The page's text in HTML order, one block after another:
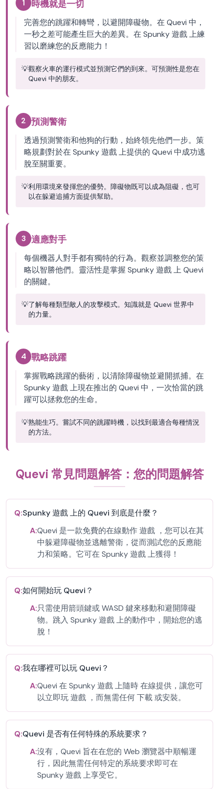
1 時機就是一切
完善您的跳躍和轉彎，以避開障礙物。在 Quevi 中，
一秒之差可能產生巨大的差異。在 Spunky 遊戲 上練
習以磨練您的反應能力！
💡觀察火車的運行模式並預測它們的到來。可預測性是您在
Quevi 中的朋友。
2 預測警衛
透過預測警衛和他狗的行動，始終領先他們一步。策
略規劃對於在 Spunky 遊戲 上提供的 Quevi 中成功逃
脫至關重要。
💡利用環境來發揮您的優勢。障礙物既可以成為阻礙，也可
以在躲避追捕方面提供幫助。
3 適應對手
每個機器人對手都有獨特的行為。觀察並調整您的策
略以智勝他們。靈活性是掌握 Spunky 遊戲 上 Quevi
的關鍵。
💡了解每種類型敵人的攻擊模式。知識就是 Quevi 世界中
的力量。
4 戰略跳躍
掌握戰略跳躍的藝術，以清除障礙物並避開抓捕。在
Spunky 遊戲 上現在推出的 Quevi 中，一次恰當的跳
躍可以拯救您的生命。
💡熟能生巧。嘗試不同的跳躍時機，以找到最適合每種情況
的方法。
Quevi 常見問題解答：您的問題解答
Q:Spunky 遊戲 上的 Quevi 到底是什麼？
A:Quevi 是一款免費的在線動作 遊戲 ，您可以在其
中躲避障礙物並逃離警衛，從而測試您的反應能
力和策略。它可在 Spunky 遊戲 上獲得！
Q:如何開始玩 Quevi？
A:只需使用箭頭鍵或 WASD 鍵來移動和避開障礙
物。跳入 Spunky 遊戲 上的動作中，開始您的逃
脫！
Q:我在哪裡可以玩 Quevi？
A:Quevi 在 Spunky 遊戲 上隨時 在線提供，讓您可
以立即玩 遊戲 ，而無需任何 下載 或安裝。
Q:Quevi 是否有任何特殊的系統要求？
A:沒有，Quevi 旨在在您的 Web 瀏覽器中順暢運
行，因此無需任何特定的系統要求即可在
Spunky 遊戲 上享受它。